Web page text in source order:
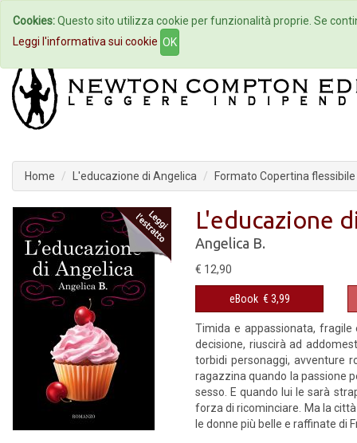
Home Autori Eventi
Home L'educazione di Angelica Formato Copertina flessibile
L'educazione
Angelica B.
€ 12,90
eBook € 3,99
Timida e appassionata,
decisione, riuscirà ad
torbidi personaggi, avventure
ragazzina quando la passione
sesso. E quando lui le sarà
forza di ricominciare. Ma la
le donne più belle e raffinate di
Cookies:Questo sito utilizza cookie per funzionalità proprie. Se
Leggi l'informativa sui cookie OK